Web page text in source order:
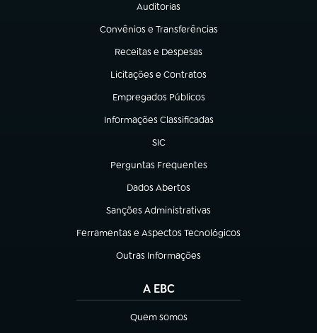
Auditorias
(abre em nova aba)
Convênios e Transferências
(abre em nova aba)
Receitas e Despesas
(abre em nova aba)
Licitações e Contratos
(abre em nova aba)
Empregados Públicos
(abre em nova aba)
Informações Classificadas
(abre em nova aba)
SIC
(abre em nova aba)
Perguntas Frequentes
(abre em nova aba)
Dados Abertos
(abre em nova aba)
Sanções Administrativas
(abre em nova aba)
Ferramentas e Aspectos Tecnológicos
(abre em nova aba)
Outras Informações
(abre em nova aba)
A EBC
Quem somos
(abre em nova aba)